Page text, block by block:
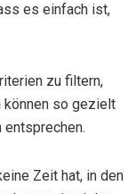
es einfach ist,
zu filtern,
können so gezielt
entsprechen.
Zeit hat, in den